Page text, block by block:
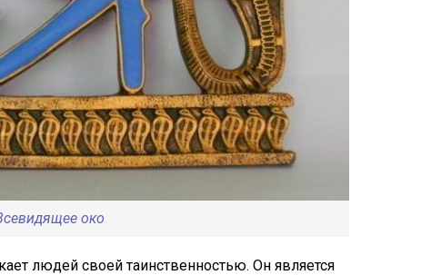
око
людей своей таинственностью. Он является